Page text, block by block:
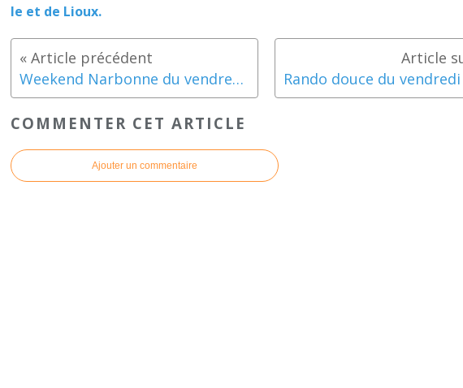
le et de Lioux.
Weekend Narbonne du vendredi 27 au dimanche 29 septembre 2024
COMMENTER CET ARTICLE
Ajouter un commentaire